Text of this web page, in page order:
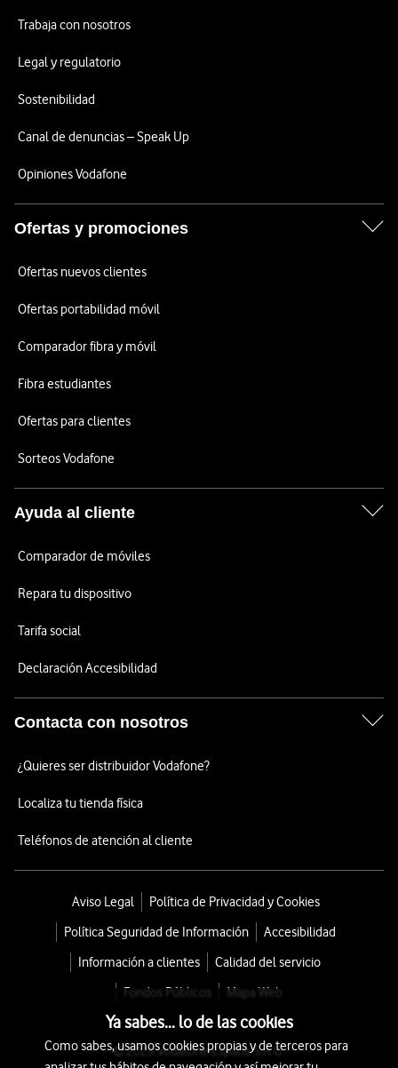
Trabaja con nosotros
Legal y regulatorio
Sostenibilidad
Canal de denuncias – Speak Up
Opiniones Vodafone
Ofertas y promociones
Ofertas nuevos clientes
Ofertas portabilidad móvil
Comparador fibra y móvil
Fibra estudiantes
Ofertas para clientes
Sorteos Vodafone
Ayuda al cliente
Comparador de móviles
Repara tu dispositivo
Tarifa social
Declaración Accesibilidad
Contacta con nosotros
¿Quieres ser distribuidor Vodafone?
Localiza tu tienda física
Teléfonos de atención al cliente
Aviso Legal
Política de Privacidad y Cookies
Política Seguridad de Información
Accesibilidad
Información a clientes
Calidad del servicio
Fondos Públicos
Mapa Web
© 2026 Vodafone España S.A.U.
Ya sabes... lo de las cookies
Como sabes, usamos cookies propias y de terceros para